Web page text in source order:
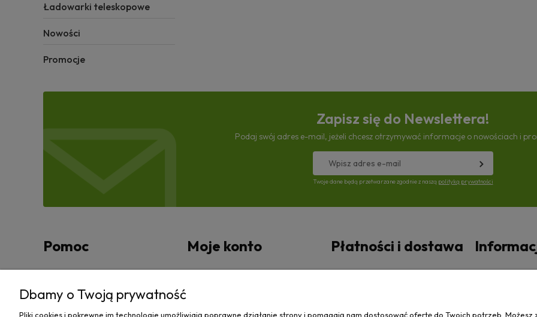
Ładowarki teleskopowe
Nowości
Promocje
Zapisz się do Newslettera!
Podaj swój adres e-mail, jeżeli chcesz otrzymywać informacje o nowościach i
Twoje dane będą przetwarzane zgodnie z naszą polityką prywatności
Pomoc
Regulamin
Moje konto Płatności i dostawa
Dbamy o Twoją prywatność
Pliki cookies i pokrewne im technologie umożliwiają poprawne działanie strony i pomagają nam dostosować ofertę do Twoich potrzeb.